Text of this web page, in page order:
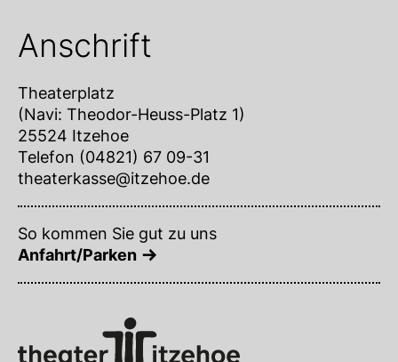
Anschrift
Theaterplatz
(Navi: Theodor-Heuss-Platz 1)
25524 Itzehoe
Telefon (04821) 67 09-31
theaterkasse@itzehoe.de
So kommen Sie gut zu uns
Anfahrt/Parken